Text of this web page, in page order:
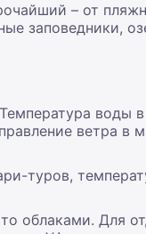
– от
заповедники,
воды
ветра в
туров,
облаками. Для